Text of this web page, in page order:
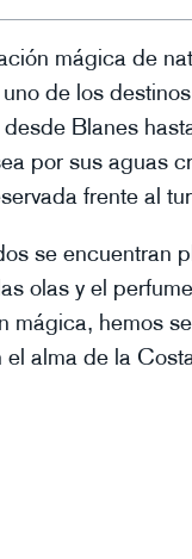
mágica de
de los
Blanes
por sus aguas
frente al
se encuentran
olas y el
mágica, hemos
alma de la